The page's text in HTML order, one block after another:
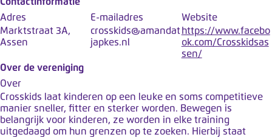
i
t
w
e
r
k
t
Adres
Marktstraat 3A,
Assen
E-mailadres
crosskids@amandat
japkes.nl
Website
https://www.facebo
ok.com/Crosskidsas
sen/
Over de vereniging
Over
Crosskids laat kinderen op een leuke en soms competitieve
manier sneller, fitter en sterker worden. Bewegen is
belangrijk voor kinderen, ze worden in elke training
uitgedaagd om hun grenzen op te zoeken. Hierbij staat